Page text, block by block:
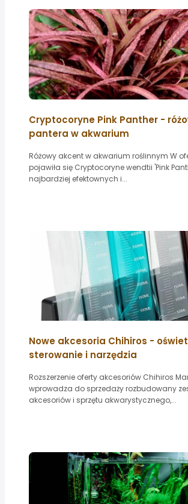
Cryptocoryne Pink Panther -
pantera w akwarium
Różowy akcent w akwarium roślinnym W
pojawiła się Cryptocoryne wendtii 'Pink
najbardziej efektownych i...
Nowe akcesoria Chihiros -
sterowanie i narzędzia
Rozszerzenie oferty akcesoriów Chihiros
wprowadza do sprzedaży rozbudowany
akcesoriów i sprzętu akwarystycznego,...